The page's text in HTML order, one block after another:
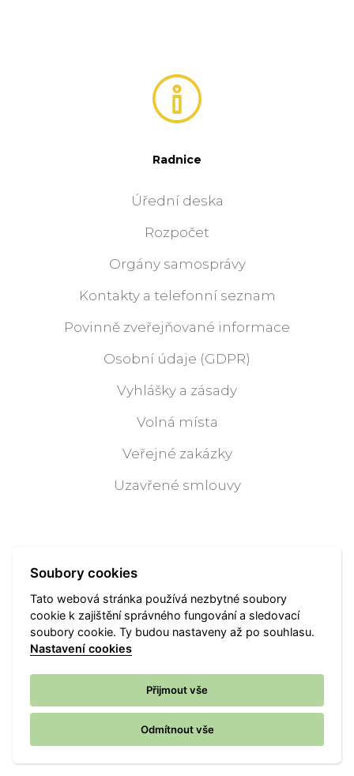
Radnice
Úřední deska
Rozpočet
Orgány samosprávy
Kontakty a telefonní seznam
Povinně zveřejňované informace
Osobní údaje (GDPR)
Vyhlášky a zásady
Volná místa
Veřejné zakázky
Uzavřené smlouvy
Soubory cookies
Tato webová stránka používá nezbytné soubory
cookie k zajištění správného fungování a sledovací
soubory cookie. Ty budou nastaveny až po souhlasu.
Nastavení cookies
Přijmout vše
Odmítnout vše